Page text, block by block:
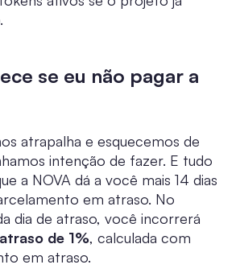
se eu não pagar a
atrapalha e esquecemos de
intenção de fazer. E tudo
a NOVA dá a você mais 14 dias
em atraso. No
dia de atraso, você incorrerá
de 1%, calculada com
em atraso.